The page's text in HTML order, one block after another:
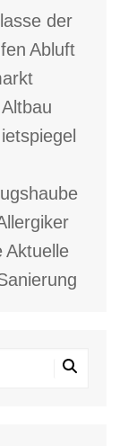
der
Abluft
Altbau
Aktuelle